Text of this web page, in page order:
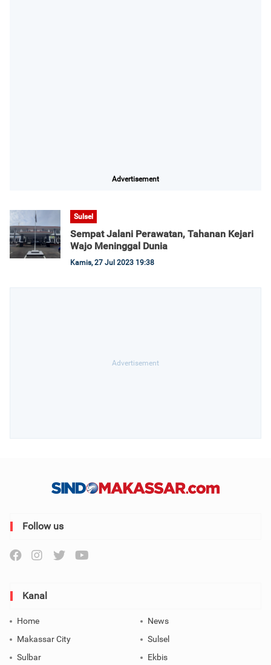
Advertisement
Sulsel
Sempat Jalani Perawatan, Tahanan Kejari
Wajo Meninggal Dunia
Kamis, 27 Jul 2023 19:38
Follow us
Kanal
Home
News
Makassar City
Sulsel
Sulbar
Ekbis